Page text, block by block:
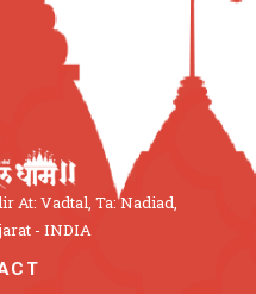
At: Vadtal, Ta: Nadiad,
- INDIA